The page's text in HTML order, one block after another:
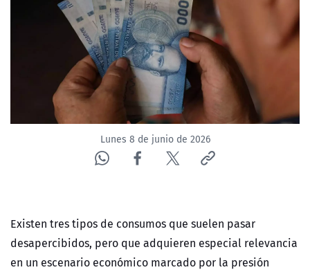
Lunes 8 de junio de 2026
Existen tres tipos de consumos que suelen pasar
desapercibidos, pero que adquieren especial relevancia
en un escenario económico marcado por la presión